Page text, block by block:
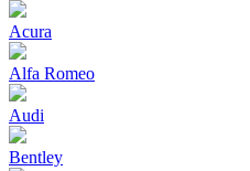
Acura
Alfa Romeo
Audi
Bentley